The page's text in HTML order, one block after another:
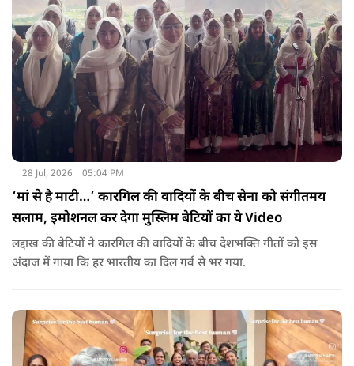
28 Jul, 2026 05:04 PM
‘मां से है माटी…’ कारगिल की वादियों के बीच सेना को संगीतमय
सलाम, इमोशनल कर देगा मुस्लिम बेटियों का ये Video
लद्दाख की बेटियों ने कारगिल की वादियों के बीच देशभक्ति गीतों को इस
अंदाज में गाया कि हर भारतीय का दिल गर्व से भर गया.